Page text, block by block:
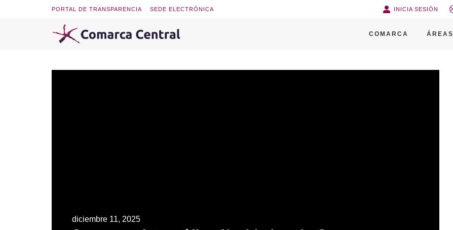
PORTAL DE TRANSPARENCIA SEDE ELECTRÓNICA INICIA SESIÓN
COMARCA ÁREAS
diciembre 11, 2025